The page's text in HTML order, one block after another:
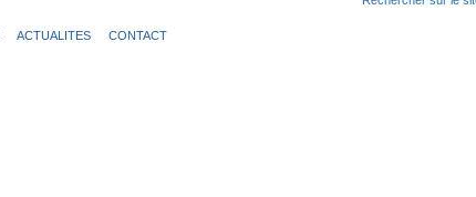
ACTUALITES CONTACT